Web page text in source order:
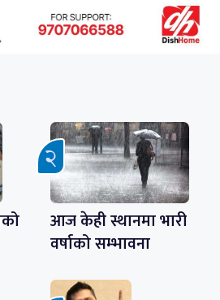
आज केही स्थानमा भारी
वर्षाको सम्भावना